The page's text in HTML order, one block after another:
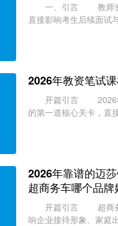
一、引言 教师资格
直接影响考生后续面试
2026年教资笔试
开篇引言 2026年教
的第一道核心关卡，直
2026年靠谱的迈
超商务车哪个品
开篇引言 超商务车
响企业接待形象、家庭